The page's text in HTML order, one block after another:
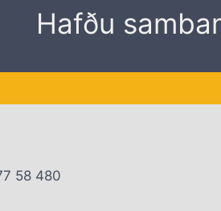
Hafðu
58 480